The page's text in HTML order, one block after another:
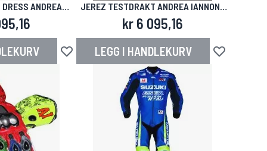
ANDREA
2019
Legg til i ønskeliste
JEREZ TESTDRAKT ANDREA IANNONE
2018
kr 6 095,16
LEGG I HANDLEKURV Legg til i